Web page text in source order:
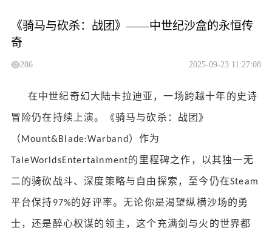
《骑马与砍杀：战团》——中世纪沙盒的永恒传
奇
286 2025-09-23 11:27:08
在中世纪奇幻大陆卡拉迪亚，一场跨越十年的史诗
冒险仍在持续上演。《骑马与砍杀：战团》
（ Mount&Blade:Warband ）作为
TaleWorldsEntertainment的里程碑之作，以其独一无
二的骑砍战斗、深度策略与自由探索，至今仍在Steam
平台保持97%的好评率。无论你是渴望纵横沙场的勇
士，还是醉心权谋的领主，这个充满剑与火的世界都